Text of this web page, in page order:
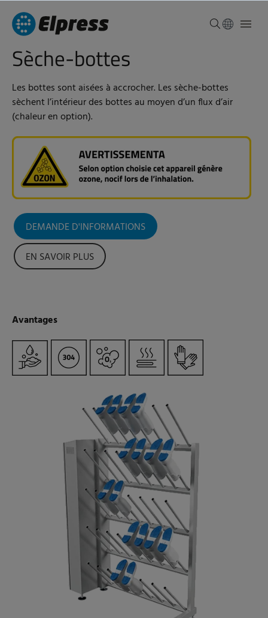
Sèche-bottes
Les bottes sont aisées à accrocher. Les sèche-bottes
sèchent l’intérieur des bottes au moyen d’un flux d’air
(chaleur en option).
DEMANDE D'INFORMATIONS
EN SAVOIR PLUS
Avantages